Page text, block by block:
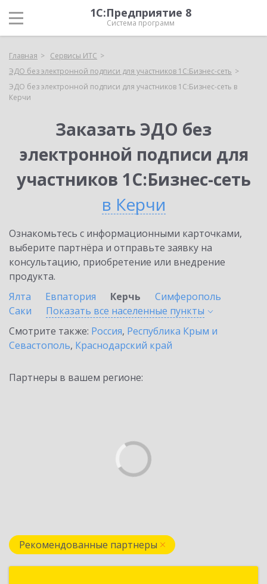
1С:Предприятие 8
Система программ
Главная
Сервисы ИТС
ЭДО без электронной подписи для участников 1С:Бизнес-сеть
ЭДО без электронной подписи для участников 1С:Бизнес-сеть в
Керчи
Заказать ЭДО без
электронной подписи для
участников 1С:Бизнес-сеть
в Керчи
Ознакомьтесь с информационными карточками,
выберите партнёра и отправьте заявку на
консультацию, приобретение или внедрение
продукта.
Ялта
Евпатория Керчь
Симферополь
Саки
Показать все населенные пункты
Смотрите также: Россия, Республика Крым и
Севастополь, Краснодарский край
Партнеры в вашем регионе:
Рекомендованные партнеры